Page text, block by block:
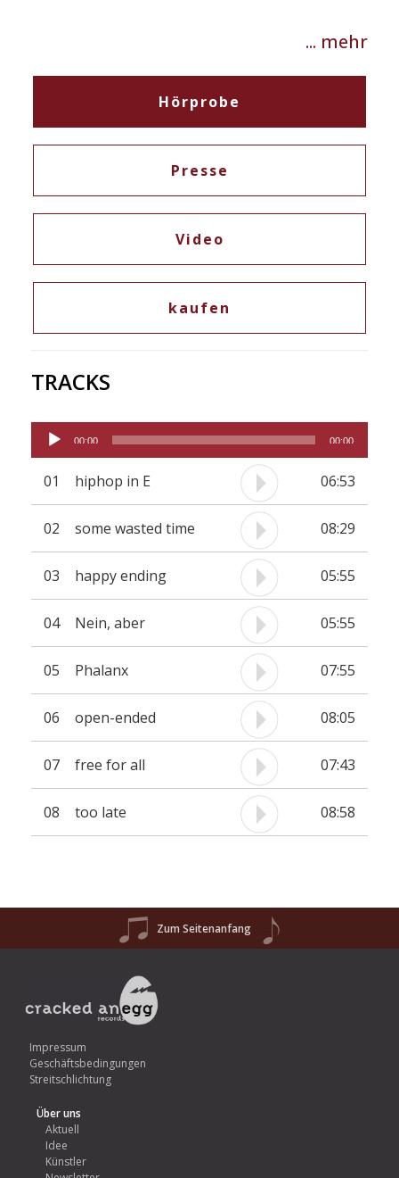
... mehr
Hörprobe
Presse
Video
kaufen
TRACKS
Audio-
Player
00:00 00:00
01 hiphop in E 06:53
02 some wasted time 08:29
03 happy ending 05:55
04 Nein, aber 05:55
05 Phalanx 07:55
06 open-ended 08:05
07 free for all 07:43
08 too late 08:58
Zum Seitenanfang
Impressum
Geschäftsbedingungen
Streitschlichtung
Über uns
Aktuell
Idee
Künstler